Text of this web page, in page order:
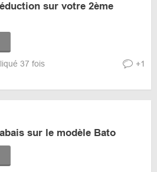
sur votre 2ème
37 fois +1
sur le modèle Bato